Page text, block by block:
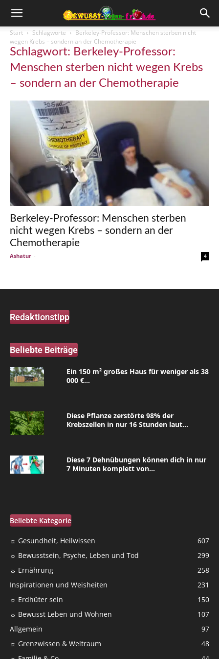
Start Schlagworte
Berkeley-Professor: Menschen sterben nicht
wegen Krebs – sondern an der Chemotherapie
Schlagwort: Berkeley-Professor:
Menschen sterben nicht wegen Krebs
– sondern an der Chemotherapie
Berkeley-Professor: Menschen sterben
nicht wegen Krebs – sondern an der
Chemotherapie
Ashatur - 4
Redaktionstipp
Beliebte Beiträge
Ein 150 m² großes Haus für weniger als 38
000 €...
Diese Pflanze zerstörte 98% der
Krebszellen in nur 16 Stunden laut...
Diese 7 Dehnübungen können dich in nur
7 Minuten komplett von...
Beliebte Kategorie
☼ Gesundheit, Heilwissen
607
☼ Bewusstsein, Psyche, Leben und Tod
299
☼ Ernährung
258
Inspirationen und Weisheiten
231
☼ Erdhüter sein
150
☼ Bewusst Leben und Wohnen
107
Allgemein
97
☼ Grenzwissen & Weltraum
48